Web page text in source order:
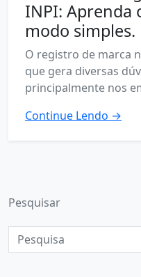
INPI: Aprenda
modo simples.
O registro de marca
que gera diversas
principalmente nos
Continue Lendo →
Pesquisar